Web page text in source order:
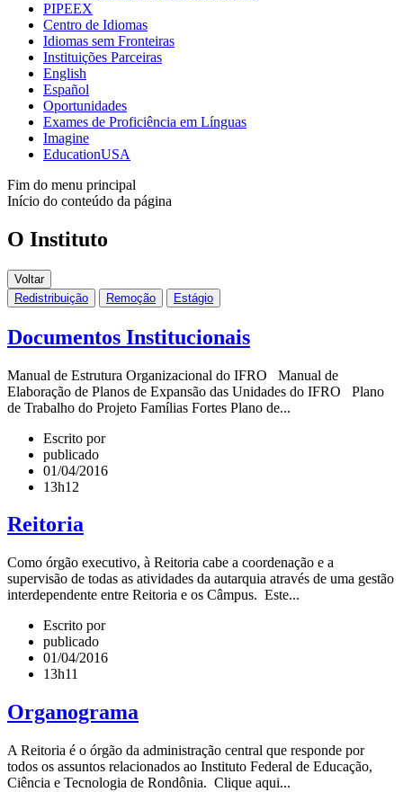
PIPEEX
Centro de Idiomas
Idiomas sem Fronteiras
Instituições Parceiras
English
Español
Oportunidades
Exames de Proficiência em Línguas
Imagine
EducationUSA
Fim do menu principal
Início do conteúdo da página
O Instituto
Voltar
Redistribuição
Remoção Estágio
Documentos Institucionais
Manual de Estrutura Organizacional do IFRO Manual de
Elaboração de Planos de Expansão das Unidades do IFRO Plano
de Trabalho do Projeto Famílias Fortes Plano de...
Escrito por
publicado
01/04/2016
13h12
Reitoria
Como órgão executivo, à Reitoria cabe a coordenação e a
supervisão de todas as atividades da autarquia através de uma gestão
interdependente entre Reitoria e os Câmpus. Este...
Escrito por
publicado
01/04/2016
13h11
Organograma
A Reitoria é o órgão da administração central que responde por
todos os assuntos relacionados ao Instituto Federal de Educação,
Ciência e Tecnologia de Rondônia. Clique aqui...